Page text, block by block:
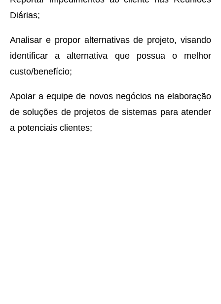
Diárias;
Analisar e propor alternativas de projeto, visando
identificar a alternativa que possua o melhor
custo/benefício;
Apoiar a equipe de novos negócios na elaboração
de soluções de projetos de sistemas para atender
a potenciais clientes;